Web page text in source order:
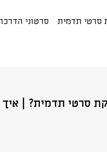
סרטי תדמית סרטוני
סרטי תדמית? |